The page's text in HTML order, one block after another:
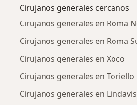
Cirujanos generales cercanos
Cirujanos generales en Roma
Cirujanos generales en Roma
Cirujanos generales en Xoco
Cirujanos generales en Toriello
Cirujanos generales en